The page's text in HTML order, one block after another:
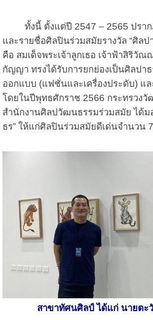
ทั้งนี้ ตั้งแต่ปี 2547 – 2565 ปราก
และรายชื่อศิลปินร่วมสมัยรางวัล “ศิลป
คือ สมเด็จพระเจ้าลูกเธอ เจ้าฟ้าสิริวั
กัญญา ทรงได้รับการยกย่องเป็นศิลปา
ออกแบบ (แฟชั่นและเครื่องประดับ) แ
โดยในปีพุทธศักราช 2566 กระทรวงวั
สำนักงานศิลปวัฒนธรรมร่วมสมัย ได้ม
ธร” ให้แก่ศิลปินร่วมสมัยดีเด่นจำนวน
สาขาทัศนศิลป์ ได้แก่ นายตะ